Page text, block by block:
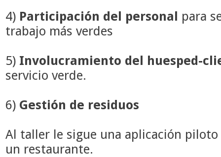
4) Participación del personal para
trabajo más verdes
5) Involucramiento del huesped-
servicio verde.
6) Gestión de residuos
Al taller le sigue una aplicación piloto
un restaurante.